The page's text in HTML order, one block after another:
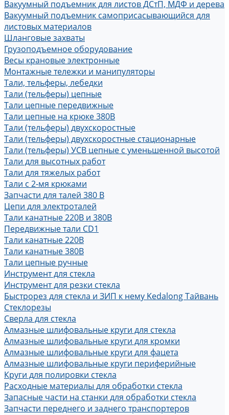
Вакуумный подъемник для листов ДСтП, МДФ и дерева
Вакуумный подъемник самоприсасывающийся для
листовых материалов
Шланговые захваты
Грузоподъемное оборудование
Весы крановые электронные
Монтажные тележки и манипуляторы
Тали, тельферы, лебедки
Тали (тельферы) цепные
Тали цепные передвижные
Тали цепные на крюке 380В
Тали (тельферы) двухскоростные
Тали (тельферы) двухскоростные стационарные
Тали (тельферы) УСВ цепные с уменьшенной высотой
Тали для высотных работ
Тали для тяжелых работ
Тали с 2-мя крюками
Запчасти для талей 380 В
Цепи для электроталей
Тали канатные 220В и 380В
Передвижные тали CD1
Тали канатные 220В
Тали канатные 380В
Тали цепные ручные
Инструмент для стекла
Инструмент для резки стекла
Быстрорез для стекла и ЗИП к нему Kedalong Тайвань
Стеклорезы
Сверла для стекла
Алмазные шлифовальные круги для стекла
Алмазные шлифовальные круги для кромки
Алмазные шлифовальные круги для фацета
Алмазные шлифовальные круги периферийные
Круги для полировки стекла
Расходные материалы для обработки стекла
Запасные части на станки для обработки стекла
Запчасти переднего и заднего транспортеров